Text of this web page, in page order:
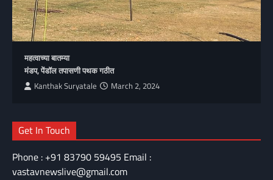
महत्वाच्या बातम्या
मंडप, पेंडॉल तपासणी पथक गठीत
Kanthak Suryatale March 2, 2024
Get In Touch
Phone : +91 83790 59495 Email :
vastavnewslive@gmail.com